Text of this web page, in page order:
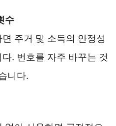
수
주거 및 소득의 안정성
. 번호를 자주 바꾸는 것
니다.